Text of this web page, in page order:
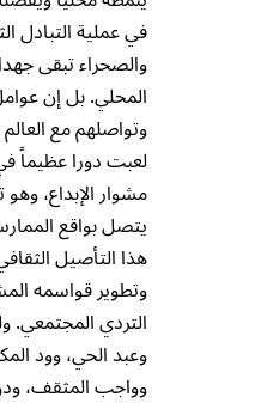
في عملية التبادل
والصحراء تبقى
المحلي. بل إن
وتواصلهم مع العالم
لعبت دورا عظيماً
مشوار الإبداع،
يتصل بواقع
هذا التأصيل
وتطوير قواسمه
التردي المجتمعي.
وعبد الحي، وود
وواجب المثقف،